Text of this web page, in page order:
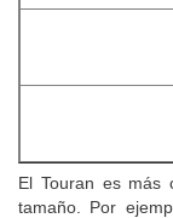
El Touran es más
tamaño. Por